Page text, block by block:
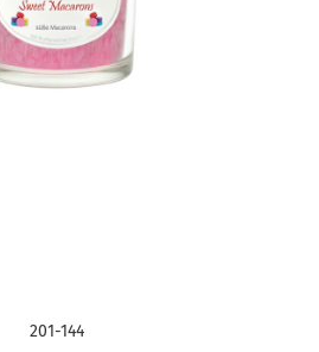
201-144